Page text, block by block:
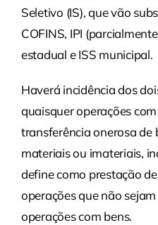
Seletivo (IS), que vão
COFINS, IPI
estadual e ISS municipal.
Haverá incidência dos
quaisquer operações
transferência onerosa de
materiais ou imateriais,
define como prestação
operações que não
operações com bens.